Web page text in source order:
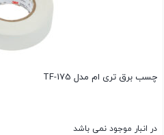
چسب برق تری ام مدل TF-175
در انبار موجود نمی باشد